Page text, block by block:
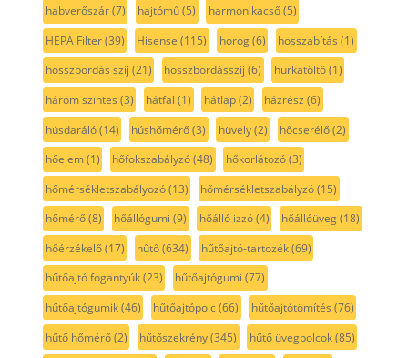
habverőszár(7) hajtómű(5) harmonikacső(5)
HEPA Filter(39) Hisense (115) horog(6) hosszabítás (1)
hosszbordás szíj (21) hosszbordásszíj (6) hurkatöltő(1)
három szintes (3) hátfal (1) hátlap(2) házrész (6)
húsdaráló(14) húshőmérő(3) hüvely(2) hőcserélő(2)
hőelem(1) hőfokszabályzó(48) hőkorlátozó(3)
hőmérsékletszabályozó(13) hőmérsékletszabályzó(15)
hőmérő(8) hőállógumi (9) hőálló izzó(4) hőállóüveg(18)
hőérzékelő(17) hűtő(634) hűtőajtó-tartozék(69)
hűtőajtó fogantyúk(23) hűtőajtógumi (77)
hűtőajtógumik(46) hűtőajtópolc(66) hűtőajtótömítés (76)
hűtő hőmérő(2) hűtőszekrény(345) hűtő üvegpolcok(85)